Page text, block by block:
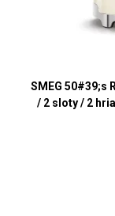
SMEG 50#39;s
/ 2 sloty / 2